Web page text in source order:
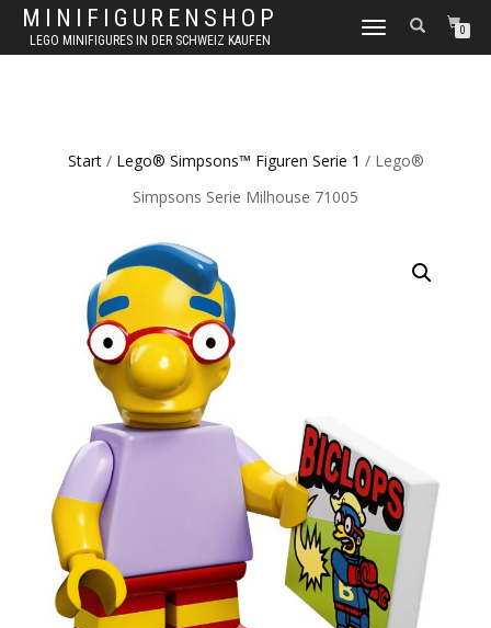
MINIFIGURENSHOP
LEGO MINIFIGURES IN DER SCHWEIZ KAUFEN
NAVIGATION
0
Start/ Lego® Simpsons™ Figuren Serie 1 / Lego®
Simpsons Serie Milhouse 71005